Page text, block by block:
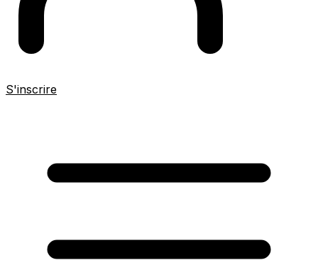
S'inscrire